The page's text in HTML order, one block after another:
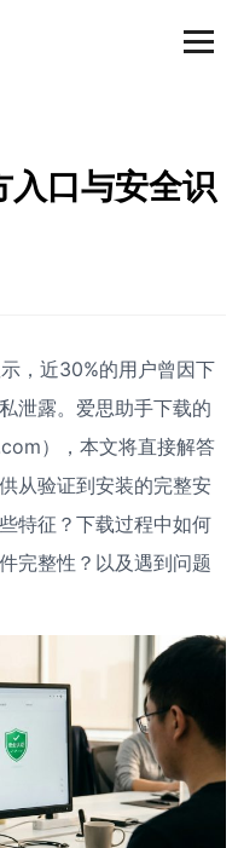
入口与安全识
，近30%的用户曾因下
泄露。爱思助手下载的
），本文将直接解答
从验证到安装的完整安
特征？下载过程中如何
完整性？以及遇到问题